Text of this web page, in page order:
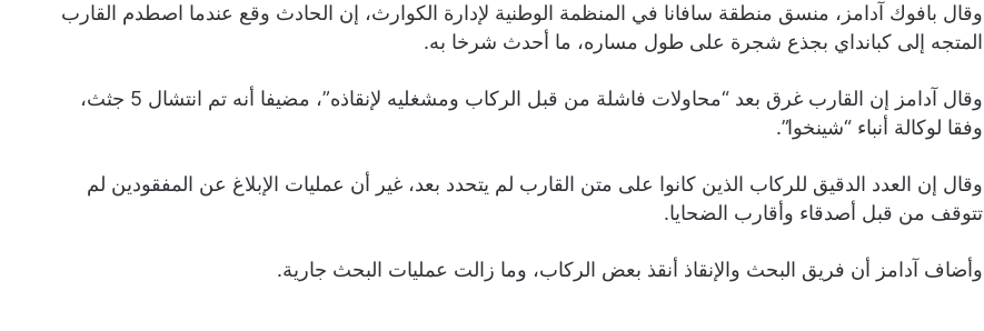
وقال بافوك آدامز، منسق منطقة سافانا في المنظمة الوطنية لإدارة الكوارث، إن الحادث وقع عندما اصطدم القارب
المتجه إلى كبانداي بجذع شجرة على طول مساره، ما أحدث شرخا به.
وقال آدامز إن القارب غرق بعد “محاولات فاشلة من قبل الركاب ومشغليه لإنقاذه”، مضيفا أنه تم انتشال 5 جثث،
وفقا لوكالة أنباء “شينخوا”.
وقال إن العدد الدقيق للركاب الذين كانوا على متن القارب لم يتحدد بعد، غير أن عمليات الإبلاغ عن المفقودين لم
تتوقف من قبل أصدقاء وأقارب الضحايا.
وأضاف آدامز أن فريق البحث والإنقاذ أنقذ بعض الركاب، وما زالت عمليات البحث جارية.